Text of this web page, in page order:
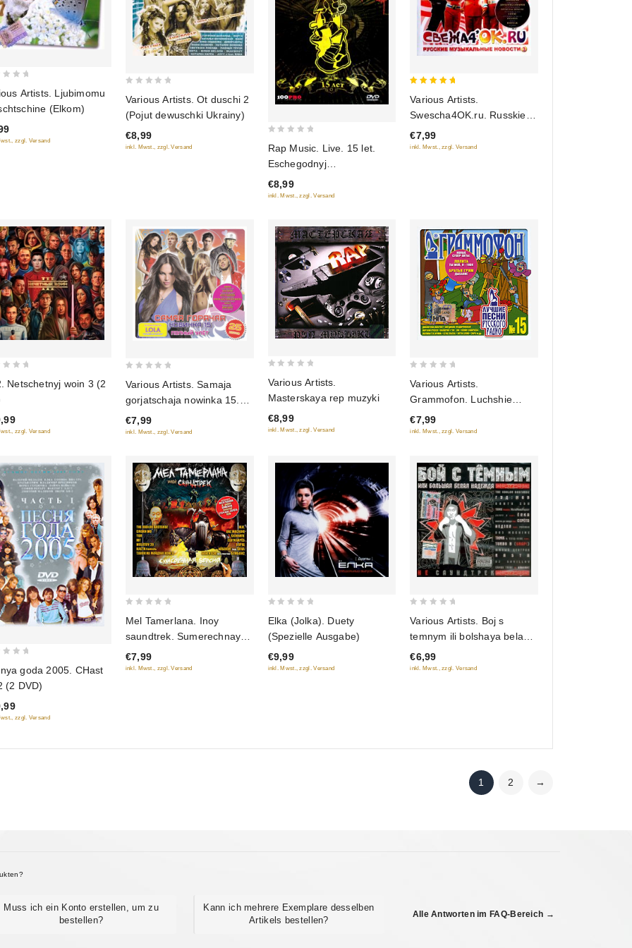
Artists. Ljubimomu
(Elkom)
zzgl. Versand
of
5
Various Artists. Ot duschi 2
(Pojut dewuschki Ukrainy)
€8,99
inkl. Mwst., zzgl. Versand
out
of
5
Rap Music. Live. 15 let.
Eschegodnyj
meschdunarodnyj festiwal
€8,99
inkl. Mwst., zzgl. Versand
Various Artists.
Swescha4OK.ru. Russkie
musykalnye nowosti 3
€7,99
inkl. Mwst., zzgl. Versand
Netschetnyj woin 3 (2
zzgl. Versand
of
5
Various Artists. Samaja
gorjatschaja nowinka 15.
Polnyj uljot
€7,99
inkl. Mwst., zzgl. Versand
of
5
Various Artists.
Masterskaya rep muzyki
€8,99
inkl. Mwst., zzgl. Versand
of
5
Various Artists.
Grammofon. Luchshie
pesni Russkogo radio.
CHast 15
€7,99
inkl. Mwst., zzgl. Versand
goda 2005. CHast
(2 DVD)
zzgl. Versand
of
5
Mel Tamerlana. Inoy
saundtrek. Sumerechnaya
versiya
€7,99
inkl. Mwst., zzgl. Versand
of
5
Elka (Jolka). Duety
(Spezielle Ausgabe)
€9,99
inkl. Mwst., zzgl. Versand
of
5
Various Artists. Boj s
temnym ili bolshaya belaya
nadezhda. Ne saundtrek
€6,99
inkl. Mwst., zzgl. Versand
1 2 →
Muss ich ein Konto erstellen, um zu
bestellen?
Kann ich mehrere Exemplare desselben
Artikels bestellen?
Alle Antworten im FAQ-Bereich →